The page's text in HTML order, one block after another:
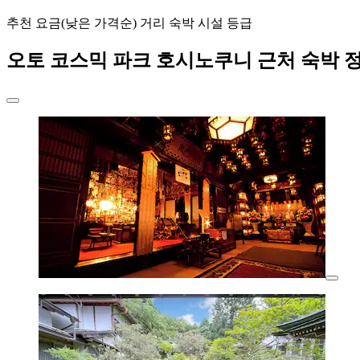
추천 요금(낮은 가격순) 거리 숙박 시설 등급
오토 코스믹 파크 호시노쿠니 근처 숙박